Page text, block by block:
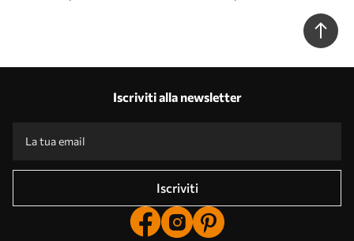
Iscriviti alla newsletter
Iscriviti